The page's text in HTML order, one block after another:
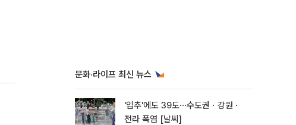
문화·라이프 최신 뉴스
'입추'에도 39도⋯수도권ㆍ강원ㆍ
전라 폭염 [날씨]